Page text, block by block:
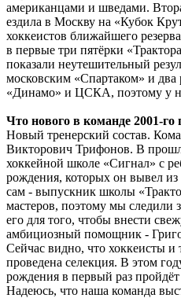
американцами и шведами.
ездила в Москву на «Кубок
хоккеистов ближайшего
в первые три пятёрки
показали неутешительный
московским «Спартаком» и
«Динамо» и ЦСКА, поэтому у
Что нового в команде 2001-го
Новый тренерский состав.
Викторович Трифонов. В
хоккейной школе «Сигнал» с
рождения, которых он вывел
сам - выпускник школы
мастеров, поэтому мы следили
его для того, чтобы внести
амбициозный помощник -
Сейчас видно, что хоккеисты
проведена селекция. В этом
рождения в первый раз
Надеюсь, что наша команда